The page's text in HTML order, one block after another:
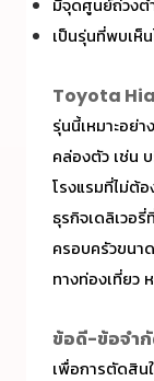
มีจุดศูนย์ถ่วงต่
เป็นรุ่นที่พบเห็
Toyota
รุ่นนี้เหมาะอย่
คล่องตัว เช่น
โรงแรมที่ไม่ต้
ธุรกิจเดลิเวอ
ครอบครัวขนา
ทางท่องเที่ยว
ข้อดี-ข้อจำ
เพื่อการตัดสิน